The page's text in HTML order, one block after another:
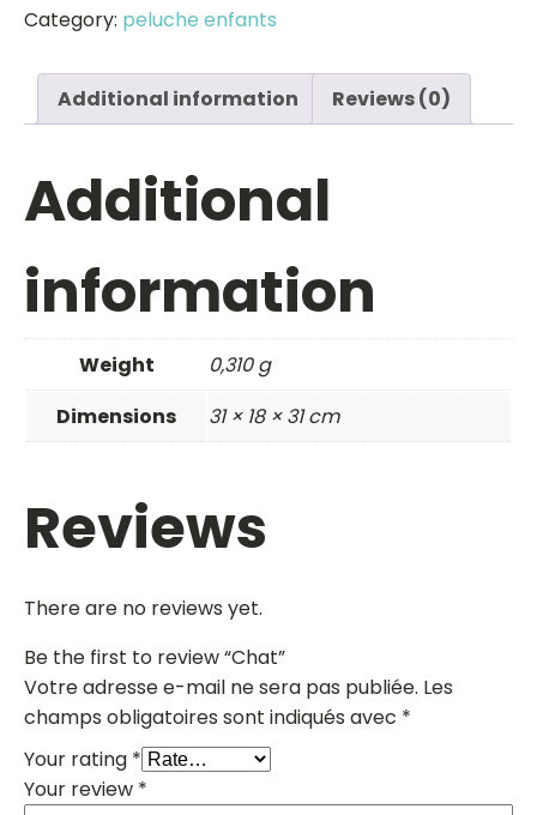
Category: peluche enfants
Additional information Reviews (0)
Additional
information
Weight
0,310 g
Dimensions
31 × 18 × 31 cm
Reviews
There are no reviews yet.
Be the first to review “Chat”
Votre adresse e-mail ne sera pas publiée. Les
champs obligatoires sont indiqués avec *
Your rating *
Your review *